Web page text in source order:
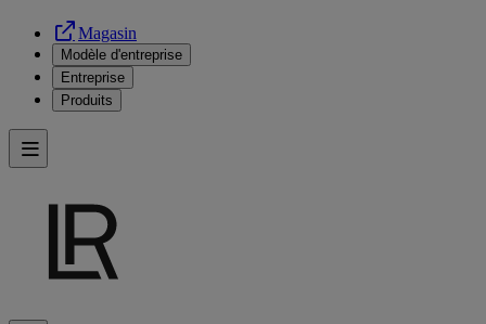
Magasin
Modèle d'entreprise
Entreprise
Produits